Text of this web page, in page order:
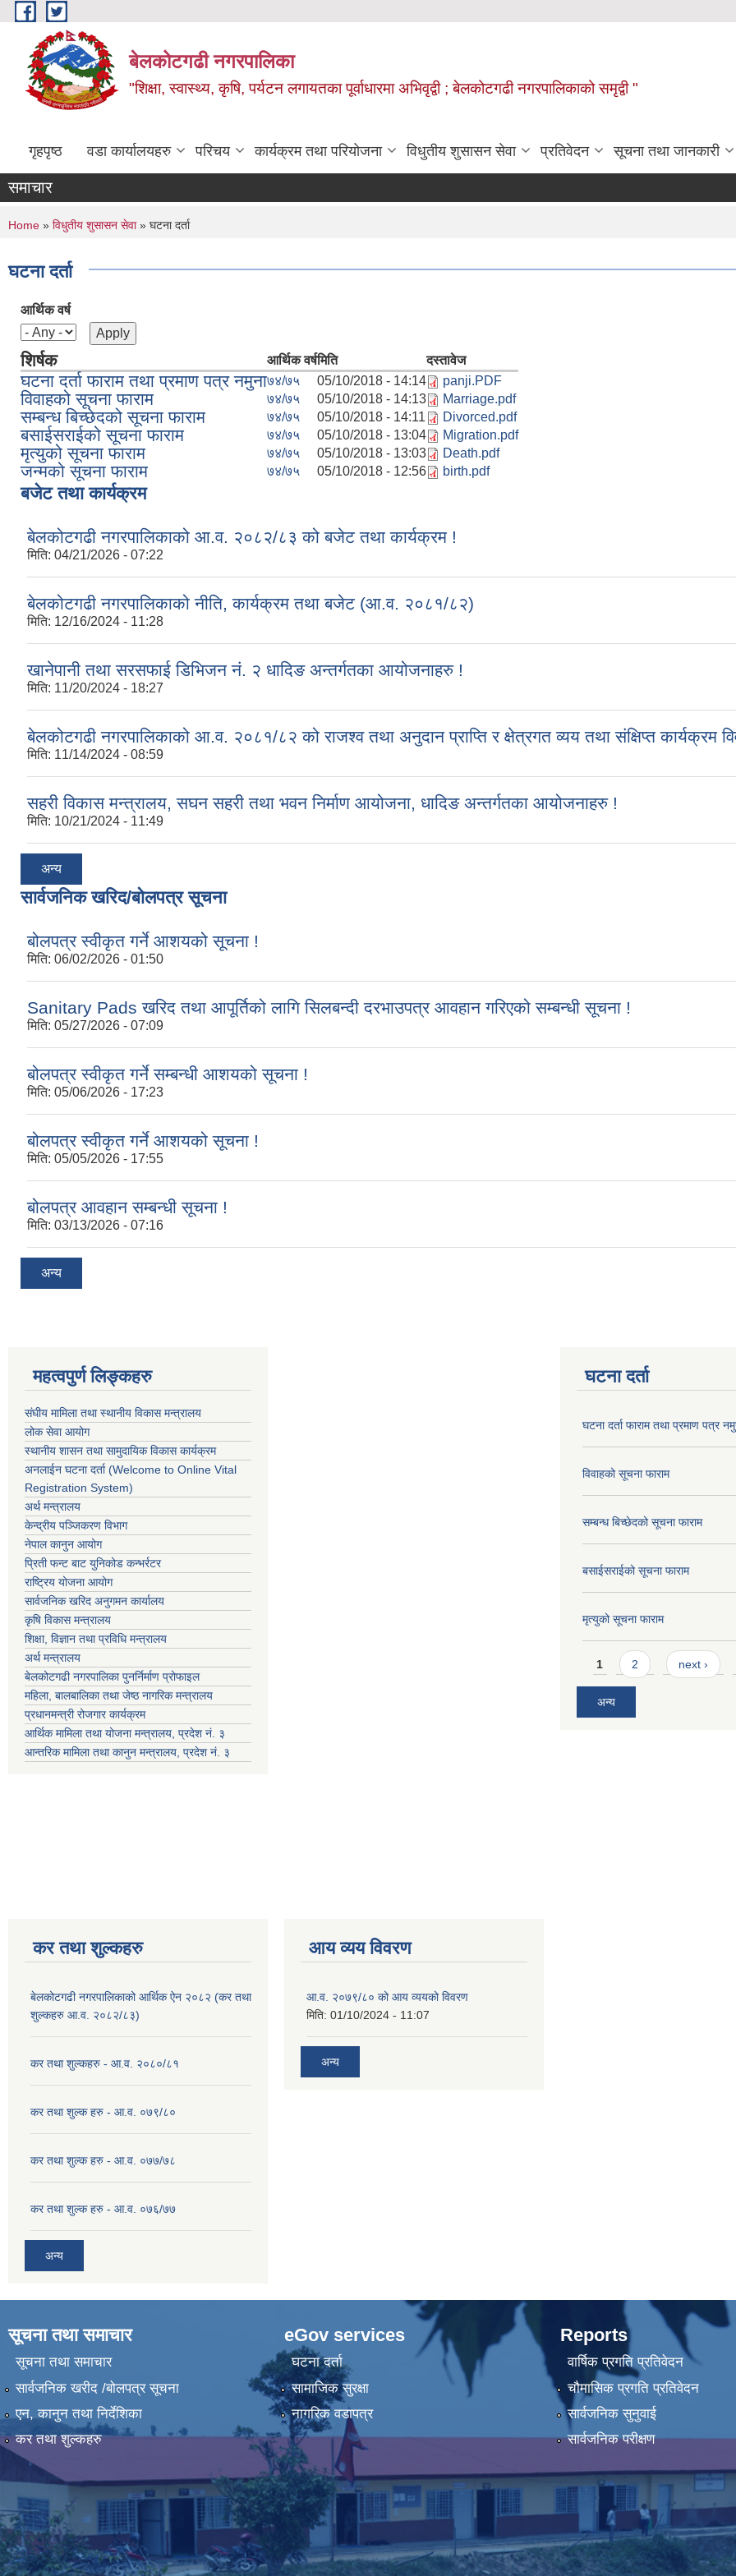
Skip to main content
बेलकोटगढी नगरपालिका
"शिक्षा, स्वास्थ्य, कृषि, पर्यटन लगायतका पूर्वाधारमा अभिवृद्वी ; बेलकोटगढी नगरपालिकाको समृद्वी "
गृहपृष्ठ वडा कार्यालयहरु परिचय कार्यक्रम तथा परियोजना विधुतीय शुसासन सेवा प्रतिवेदन सूचना तथा जानकारी
समाचार
You are here
Home » विधुतीय शुसासन सेवा» घटना दर्ता
घटना दर्ता
आर्थिक वर्ष
शिर्षक आर्थिक वर्षमिति दस्तावेज
घटना दर्ता फाराम तथा प्रमाण पत्र नमुना७४/७५ 05/10/2018 - 14:14 panji.PDF
विवाहको सूचना फाराम ७४/७५ 05/10/2018 - 14:13 Marriage.pdf
सम्बन्ध बिच्छेदको सूचना फाराम ७४/७५ 05/10/2018 - 14:11 Divorced.pdf
बसाईसराईको सूचना फाराम ७४/७५ 05/10/2018 - 13:04 Migration.pdf
मृत्युको सूचना फाराम ७४/७५ 05/10/2018 - 13:03 Death.pdf
जन्मको सूचना फाराम ७४/७५ 05/10/2018 - 12:56 birth.pdf
बजेट तथा कार्यक्रम
बेलकोटगढी नगरपालिकाको आ.व. २०८२/८३ को बजेट तथा कार्यक्रम !
मिति: 04/21/2026 - 07:22
बेलकोटगढी नगरपालिकाको नीति, कार्यक्रम तथा बजेट (आ.व. २०८१/८२)
मिति: 12/16/2024 - 11:28
खानेपानी तथा सरसफाई डिभिजन नं. २ धादिङ अन्तर्गतका आयोजनाहरु !
मिति: 11/20/2024 - 18:27
बेलकोटगढी नगरपालिकाको आ.व. २०८१/८२ को राजश्व तथा अनुदान प्राप्ति र क्षेत्रगत व्यय तथा संक्षिप्त कार्यक्रम
मिति: 11/14/2024 - 08:59
सहरी विकास मन्त्रालय, सघन सहरी तथा भवन निर्माण आयोजना, धादिङ अन्तर्गतका आयोजनाहरु !
मिति: 10/21/2024 - 11:49
अन्य
सार्वजनिक खरिद/बोलपत्र सूचना
बोलपत्र स्वीकृत गर्ने आशयको सूचना !
मिति: 06/02/2026 - 01:50
Sanitary Pads खरिद तथा आपूर्तिको लागि सिलबन्दी दरभाउपत्र आवहान गरिएको सम्बन्धी सूचना !
मिति: 05/27/2026 - 07:09
बोलपत्र स्वीकृत गर्ने सम्बन्धी आशयको सूचना !
मिति: 05/06/2026 - 17:23
बोलपत्र स्वीकृत गर्ने आशयको सूचना !
मिति: 05/05/2026 - 17:55
बोलपत्र आवहान सम्बन्धी सूचना !
मिति: 03/13/2026 - 07:16
अन्य
महत्वपुर्ण लिङ्कहरु
संघीय मामिला तथा स्थानीय विकास मन्त्रालय
लोक सेवा आयोग
स्थानीय शासन तथा सामुदायिक विकास कार्यक्रम
अनलाईन घटना दर्ता (Welcome to Online Vital
Registration System)
अर्थ मन्त्रालय
केन्द्रीय पञ्जिकरण विभाग
नेपाल कानुन आयोग
प्रिती फन्ट बाट युनिकोड कन्भर्रटर
राष्ट्रिय योजना आयोग
सार्वजनिक खरिद अनुगमन कार्यालय
कृषि विकास मन्त्रालय
शिक्षा, विज्ञान तथा प्रविधि मन्त्रालय
अर्थ मन्त्रालय
बेलकोटगढी नगरपालिका पुनर्निर्माण प्रोफाइल
महिला, बालबालिका तथा जेष्ठ नागरिक मन्त्रालय
प्रधानमन्त्री रोजगार कार्यक्रम
आर्थिक मामिला तथा योजना मन्त्रालय, प्रदेश नं. ३
आन्तरिक मामिला तथा कानुन मन्त्रालय, प्रदेश नं. ३
घटना दर्ता
घटना दर्ता फाराम तथा प्रमाण पत्र
विवाहको सूचना फाराम
सम्बन्ध बिच्छेदको सूचना फाराम
बसाईसराईको सूचना फाराम
मृत्युको सूचना फाराम
Pages
1 2 next ›
अन्य
कर तथा शुल्कहरु
बेलकोटगढी नगरपालिकाको आर्थिक ऐन २०८२ (कर तथा
शुल्कहरु आ.व. २०८२/८३)
कर तथा शुल्कहरु - आ.व. २०८०/८१
कर तथा शुल्क हरु - आ.व. ०७९/८०
कर तथा शुल्क हरु - आ.व. ०७७/७८
कर तथा शुल्क हरु - आ.व. ०७६/७७
अन्य
आय व्यय विवरण
आ.व. २०७९/८० को आय व्ययको विवरण
मिति: 01/10/2024 - 11:07
अन्य
सूचना तथा समाचार
सूचना तथा समाचार
सार्वजनिक खरीद /बोलपत्र सूचना
एन, कानुन तथा निर्देशिका
कर तथा शुल्कहरु
eGov services
घटना दर्ता
सामाजिक सुरक्षा
नागरिक वडापत्र
Reports
वार्षिक प्रगति प्रतिवेदन
चौमासिक प्रगति प्रतिवेदन
सार्वजनिक सुनुवाई
सार्वजनिक परीक्षण